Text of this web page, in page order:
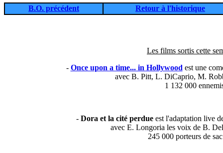
B.O. précédent Retour à l'historique
Les films sortis cette
- Once upon a time... in Hollywood est une
avec B. Pitt, L. DiCaprio, M.
1 132 000
- Dora et la cité perdue est l'adaptation live
avec E. Longoria les voix de B.
245 000 porteurs de